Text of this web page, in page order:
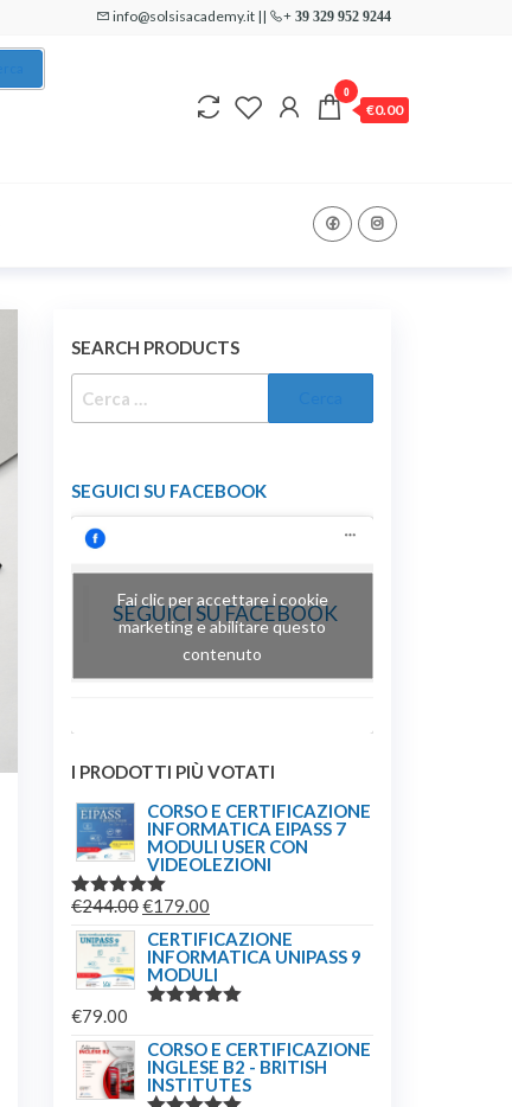
info@solsisacademy.it || + 39 329 952 9244
0
€0.00
SEARCH PRODUCTS
SEGUICI SU FACEBOOK
SEGUICI SU FACEBOOK
Fai clic per accettare i cookie
marketing e abilitare questo
contenuto
I PRODOTTI PIÙ VOTATI
CORSO E CERTIFICAZIONE
INFORMATICA EIPASS 7
MODULI USER CON
VIDEOLEZIONI
VALUTATO
5.00SU 5
€244.00IL
PREZZO
ORIGINALE
ERA:
€179.00
PREZZO
ATTUALE
È:
CERTIFICAZIONE
INFORMATICA UNIPASS 9
MODULI
€79.00
CORSO E CERTIFICAZIONE
INGLESE B2 - BRITISH
INSTITUTES